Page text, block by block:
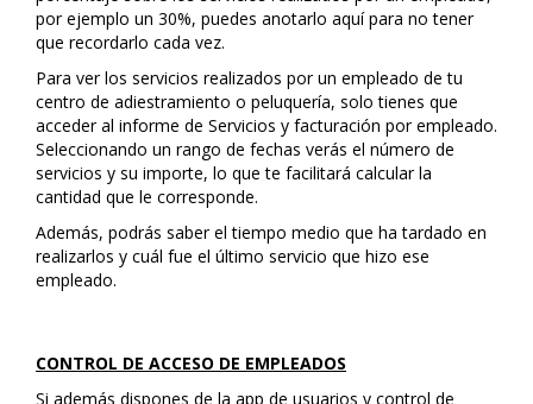
por ejemplo un 30%, puedes anotarlo aquí para no tener
que recordarlo cada vez.
Para ver los servicios realizados por un empleado de tu
centro de adiestramiento o peluquería, solo tienes que
acceder al informe de Servicios y facturación por empleado.
Seleccionando un rango de fechas verás el número de
servicios y su importe, lo que te facilitará calcular la
cantidad que le corresponde.
Además, podrás saber el tiempo medio que ha tardado en
realizarlos y cuál fue el último servicio que hizo ese
empleado.
CONTROL DE ACCESO DE EMPLEADOS
Si además dispones de la app de usuarios y control de